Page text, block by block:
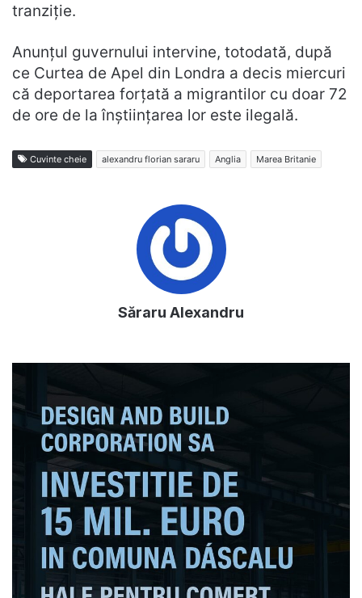
tranziție.
Anunțul guvernului intervine, totodată, după
ce Curtea de Apel din Londra a decis miercuri
că deportarea forțată a migrantilor cu doar 72
de ore de la înștiințarea lor este ilegală.
Cuvinte cheie alexandru florian sararu Anglia Marea Britanie
Săraru Alexandru